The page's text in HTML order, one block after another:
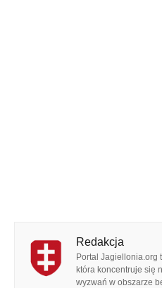
Redakcja
Portal Jagiellonia.org
która koncentruje się
wyzwań w obszarze